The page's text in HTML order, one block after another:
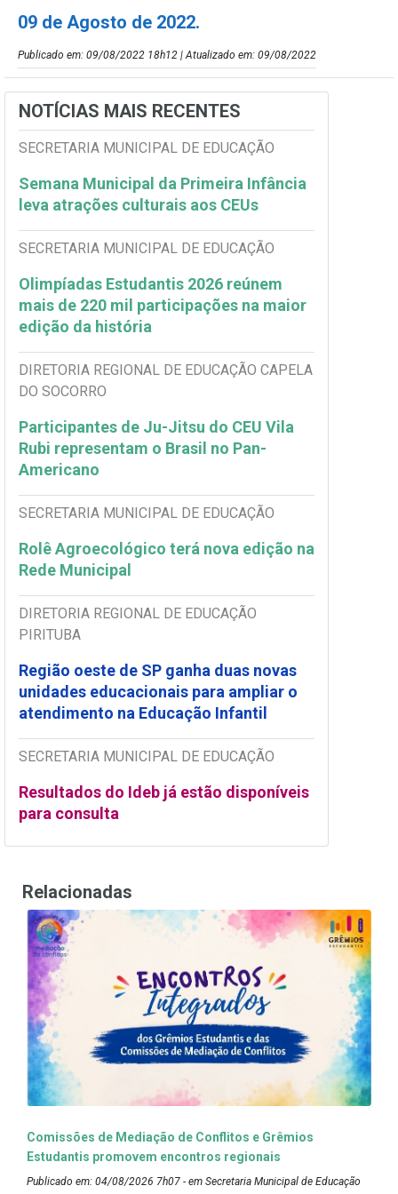
09 de Agosto de 2022.
Publicado em: 09/08/2022 18h12 | Atualizado em: 09/08/2022
NOTÍCIAS MAIS RECENTES
SECRETARIA MUNICIPAL DE EDUCAÇÃO
Semana Municipal da Primeira Infância
leva atrações culturais aos CEUs
SECRETARIA MUNICIPAL DE EDUCAÇÃO
Olimpíadas Estudantis 2026 reúnem
mais de 220 mil participações na maior
edição da história
DIRETORIA REGIONAL DE EDUCAÇÃO CAPELA
DO SOCORRO
Participantes de Ju-Jitsu do CEU Vila
Rubi representam o Brasil no Pan-
Americano
SECRETARIA MUNICIPAL DE EDUCAÇÃO
Rolê Agroecológico terá nova edição na
Rede Municipal
DIRETORIA REGIONAL DE EDUCAÇÃO
PIRITUBA
Região oeste de SP ganha duas novas
unidades educacionais para ampliar o
atendimento na Educação Infantil
SECRETARIA MUNICIPAL DE EDUCAÇÃO
Resultados do Ideb já estão disponíveis
para consulta
Relacionadas
Comissões de Mediação de Conflitos e Grêmios
Estudantis promovem encontros regionais
Publicado em: 04/08/2026 7h07 - em Secretaria Municipal de Educação